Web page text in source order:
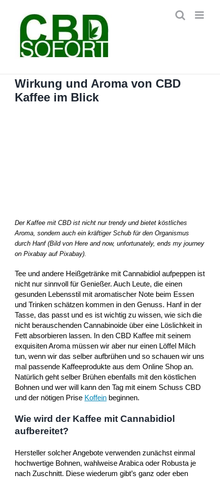
springen
Wirkung und Aroma von CBD
Kaffee im Blick
Der Kaffee mit CBD ist nicht nur trendy und bietet köstliches
Aroma, sondern auch ein kräftiger Schub für den Organismus
durch Hanf (Bild von Here and now, unfortunately, ends my journey
on Pixabay auf Pixabay).
Tee und andere Heißgetränke mit Cannabidiol aufpeppen ist
nicht nur sinnvoll für Genießer. Auch Leute, die einen
gesunden Lebensstil mit aromatischer Note beim Essen
und Trinken schätzen kommen in den Genuss. Hanf in der
Tasse, das passt und es ist wichtig zu wissen, wie sich die
nicht berauschenden Cannabinoide über eine Löslichkeit in
Fett absorbieren lassen. In den CBD Kaffee mit seinem
exquisiten Aroma müssen wir aber nur einen Löffel Milch
tun, wenn wir das selber aufbrühen und so schauen wir uns
mal passende Kaffeeprodukte aus dem Online Shop an.
Natürlich geht selber Brühen ebenfalls mit den köstlichen
Bohnen und wer will kann den Tag mit einem Schuss CBD
und der nötigen Prise Koffein beginnen.
Wie wird der Kaffee mit Cannabidiol
aufbereitet?
Hersteller solcher Angebote verwenden zunächst einmal
hochwertige Bohnen, wahlweise Arabica oder Robusta je
nach Zuschnitt. Diese wiederum gibt’s ganz oder eben